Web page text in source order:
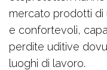
mercato prodotti di
e confortevoli,
perdite uditive
luoghi di lavoro.